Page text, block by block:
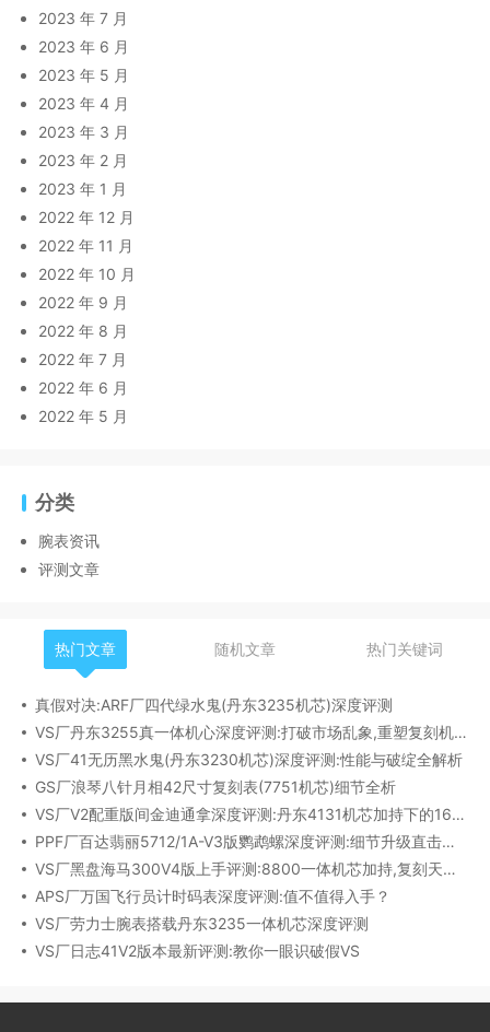
2023 年 7 月
2023 年 6 月
2023 年 5 月
2023 年 4 月
2023 年 3 月
2023 年 2 月
2023 年 1 月
2022 年 12 月
2022 年 11 月
2022 年 10 月
2022 年 9 月
2022 年 8 月
2022 年 7 月
2022 年 6 月
2022 年 5 月
分类
腕表资讯
评测文章
热门文章 随机文章 热门关键词
真假对决:ARF厂四代绿水鬼(丹东3235机芯)深度评测
VS厂丹东3255真一体机心深度评测:打破市场乱象,重塑复刻机芯新标杆​
VS厂41无历黑水鬼(丹东3230机芯)深度评测:性能与破绽全解析
GS厂浪琴八针月相42尺寸复刻表(7751机芯)细节全析
VS厂V2配重版间金迪通拿深度评测:丹东4131机芯加持下的165克精密之作​
PPF厂百达翡丽5712/1A-V3版鹦鹉螺深度评测:细节升级直击正品
VS厂黑盘海马300V4版上手评测:8800一体机芯加持,复刻天花板实至名归?
APS厂万国飞行员计时码表深度评测:值不值得入手？
VS厂劳力士腕表搭载丹东3235一体机芯深度评测
VS厂日志41V2版本最新评测:教你一眼识破假VS